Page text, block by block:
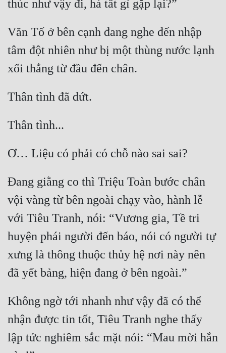
Văn Tố ở bên cạnh đang nghe đến nhập
tâm đột nhiên như bị một thùng nước lạnh
Đang giằng co thì Triệu Toàn bước chân
vội vàng từ bên ngoài chạy vào, hành lễ
với Tiêu Tranh, nói: “Vương gia, Tề tri
huyện phái người đến báo, nói có người tự
xưng là thông thuộc thủy hệ nơi này nên
Không ngờ tới nhanh như vậy đã có thể
nhận được tin tốt, Tiêu Tranh nghe thấy
lập tức nghiêm sắc mặt nói: “Mau mời hắn